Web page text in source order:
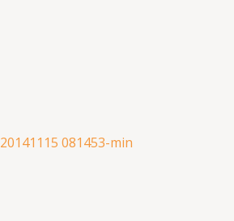
20141115 081453-min